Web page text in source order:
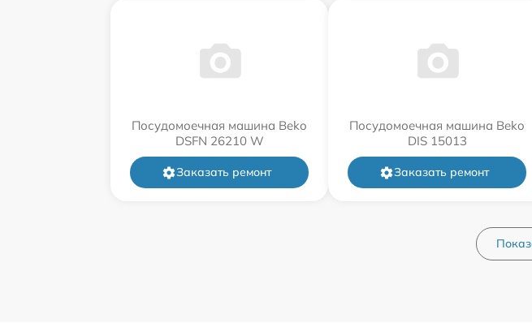
Посудомоечная машина Beko
DSFN 26210 W
Заказать ремонт
Посудомоечная машина Beko
DIS 15013
Заказать ремонт